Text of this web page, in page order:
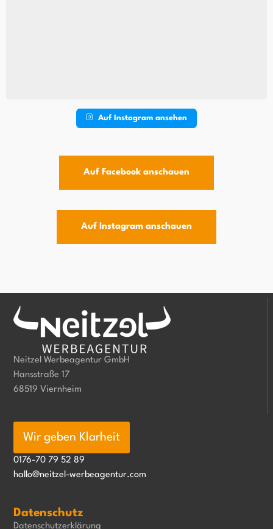
Auf Instagram ansehen
Auf Facebook anschauen
Auf Instagram anschauen
Neitzel Werbeagentur GmbH
Hansstraße 17
68519 Viernheim
Wir geben Klarheit
0176-70 79 52 89
hallo@neitzel-werbeagentur.com
Datenschutz
Datenschutzerklärung